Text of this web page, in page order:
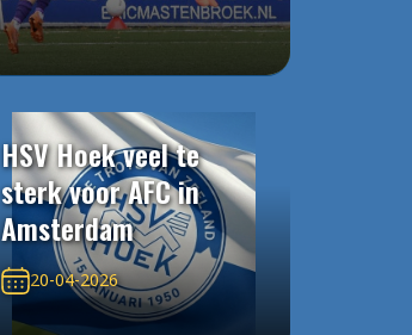
HSV Hoek veel te
sterk voor AFC in
Amsterdam
20-04-2026